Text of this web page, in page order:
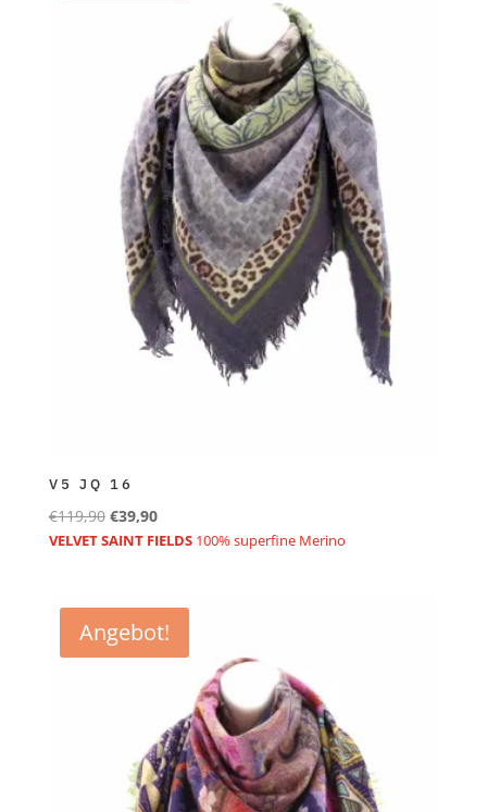
V5 JQ 16
€119,90 Ursprünglicher
Preis
€39,90Aktueller
Preis
VELVET SAINT FIELDS 100% superfine Merino
Angebot!